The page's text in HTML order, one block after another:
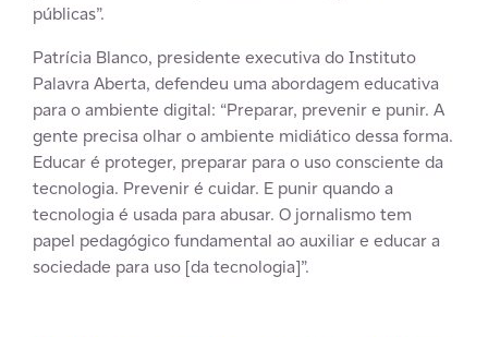
públicas”.
Patrícia Blanco, presidente executiva do Instituto
Palavra Aberta, defendeu uma abordagem educativa
para o ambiente digital: “Preparar, prevenir e punir. A
gente precisa olhar o ambiente midiático dessa forma.
Educar é proteger, preparar para o uso consciente da
tecnologia. Prevenir é cuidar. E punir quando a
tecnologia é usada para abusar. O jornalismo tem
papel pedagógico fundamental ao auxiliar e educar a
sociedade para uso [da tecnologia]”.